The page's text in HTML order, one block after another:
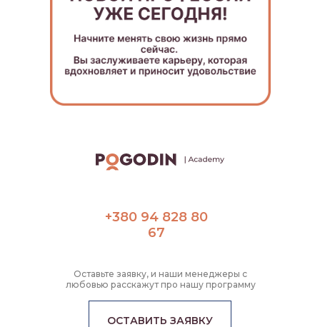
Оставьте заявку, и наши менеджеры с
любовью расскажут про нашу программу
ОСТАВИТЬ ЗАЯВКУ
+380 94 828 80
67